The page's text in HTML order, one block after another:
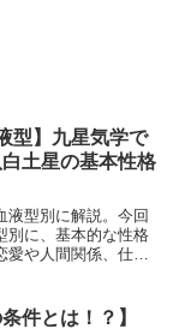
型】九星気学で
土星の基本性格
液型別に解説。今回
別に、基本的な性格
や人間関係、仕事
件とは！？】